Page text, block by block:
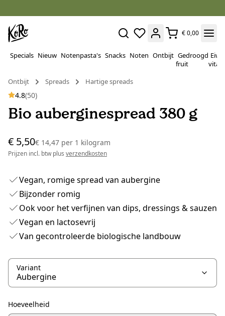
€ 0,00
Specials Nieuw Notenpasta's Snacks Noten Ontbijt Gedroogd
fruit
Ontbijt
Spreads Hartige spreads
4.8(50)
Bio auberginespread 380 g
€ 5,50€ 14,47 per 1 kilogram
Prijzen incl. btw plus verzendkosten
Vegan, romige spread van aubergine
Bijzonder romig
Ook voor het verfijnen van dips, dressings & sauzen
Vegan en lactosevrij
Van gecontroleerde biologische landbouw
Variant
Hoeveelheid